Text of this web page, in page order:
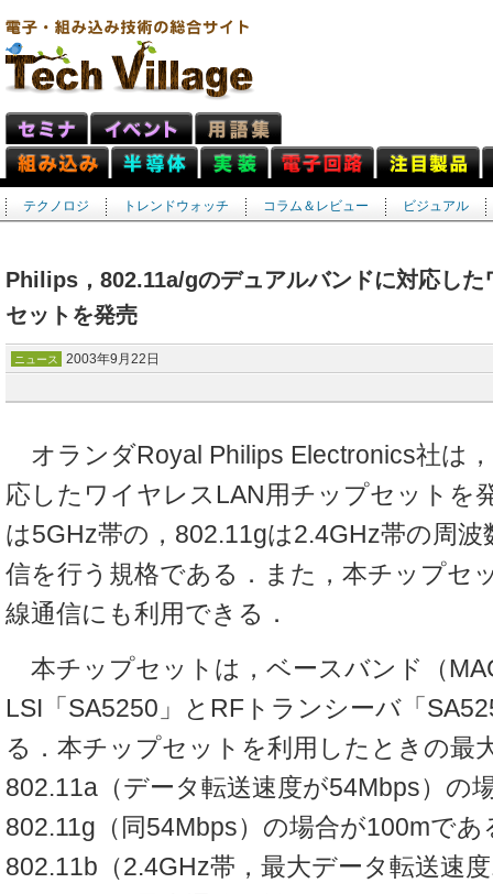
テクノロジ トレンドウォッチ コラム＆レビュー ビジュアル
Philips，802.11a/gのデュアルバンドに対応した
セットを発売
ニュース 2003年9月22日
オランダRoyal Philips Electronics社は
応したワイヤレスLAN用チップセットを
は5GHz帯の，802.11gは2.4GHz帯の周
信を行う規格である．また，本チップセ
線通信にも利用できる．
本チップセットは，ベースバンド（
LSI「SA5250」とRFトランシーバ「
る．本チップセットを利用したときの最
802.11a（データ転送速度が54Mbps）の
802.11g（同54Mbps）の場合が100mであ
802.11b（2.4GHz帯，最大データ転送速